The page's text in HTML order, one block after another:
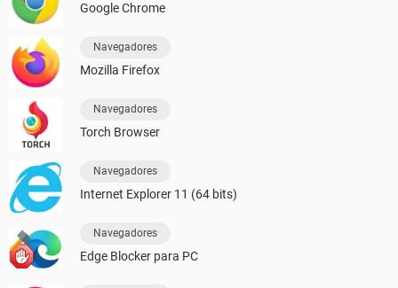
Google Chrome
Navegadores
Mozilla Firefox
Navegadores
Torch Browser
Navegadores
Internet Explorer 11 (64 bits)
Navegadores
Edge Blocker para PC